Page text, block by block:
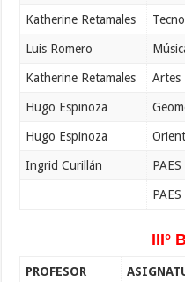
Katherine Retamales
Luis Romero
Katherine Retamales Artes
Hugo Espinoza
Hugo Espinoza
Ingrid Curillán
III°
PROFESOR